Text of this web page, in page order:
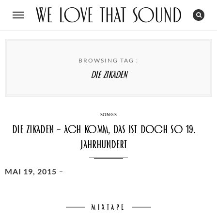
BROWSING TAG :
Die Zikaden
CATEGORIES
SONGS
Die Zikaden – Ach komm, das ist doch so 19.
Jahrhundert
POSTED
MAI 19, 2015
MIXTAPE